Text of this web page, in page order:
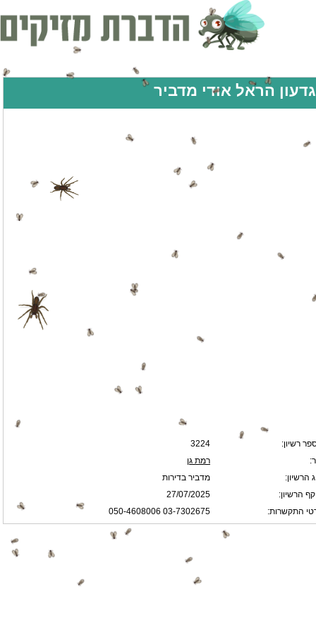
גדעון הראל אודי מדביר
רשיון:
3224
רמת גן
הרשיון:
מדביר בדירות
הרשיון:
27/07/2025
התקשרות:
03-7302675 050-4608006